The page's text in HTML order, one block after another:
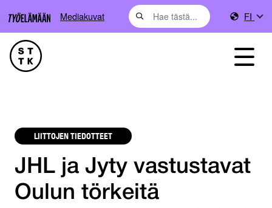
Mediakuvat FI
LIITTOJEN TIEDOTTEET
JHL ja Jyty vastustavat
Oulun törkeitä